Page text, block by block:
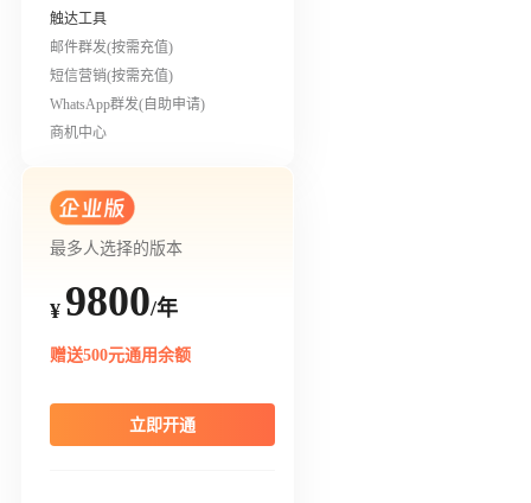
触达工具
邮件群发(按需充值)
短信营销(按需充值)
WhatsApp群发(自助申请)
商机中心
最多人选择的版本
¥ 9800/年
赠送500元通用余额
立即开通